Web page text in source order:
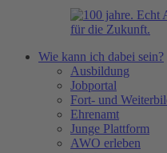
Wie kann ich dabei sein?
Ausbildung
Jobportal
Fort- und
Ehrenamt
Junge Plattform
AWO erleben